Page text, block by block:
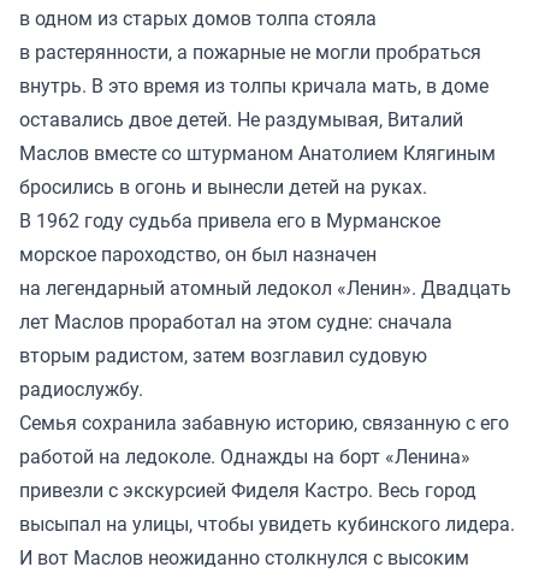
в одном из старых домов толпа стояла
в растерянности, а пожарные не могли пробраться
внутрь. В это время из толпы кричала мать, в доме
оставались двое детей. Не раздумывая, Виталий
Маслов вместе со штурманом Анатолием Клягиным
бросились в огонь и вынесли детей на руках.
В 1962 году судьба привела его в Мурманское
морское пароходство, он был назначен
на легендарный атомный ледокол «Ленин». Двадцать
лет Маслов проработал на этом судне: сначала
вторым радистом, затем возглавил судовую
радиослужбу.
Семья сохранила забавную историю, связанную с его
работой на ледоколе. Однажды на борт «Ленина»
привезли с экскурсией Фиделя Кастро. Весь город
высыпал на улицы, чтобы увидеть кубинского лидера.
И вот Маслов неожиданно столкнулся с высоким